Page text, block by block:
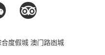
度假城 澳门路凼城